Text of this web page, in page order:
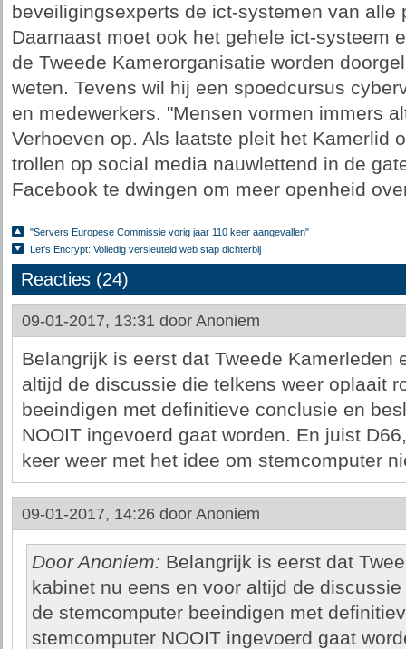
beveiligingsexperts de ict-systemen van alle
Daarnaast moet ook het gehele ict-systeem
de Tweede Kamerorganisatie worden
weten. Tevens wil hij een spoedcursus
en medewerkers. "Mensen vormen immers
Verhoeven op. Als laatste pleit het Kamerlid
trollen op social media nauwlettend in de
Facebook te dwingen om meer openheid
"Servers Europese Commissie vorig jaar 110 keer aangevallen"
Let's Encrypt: Volledig versleuteld web stap dichterbij
Reacties (24)
09-01-2017, 13:31 door Anoniem
Belangrijk is eerst dat Tweede Kamerleden
altijd de discussie die telkens weer oplaait
beeindigen met definitieve conclusie en
NOOIT ingevoerd gaat worden. En juist
keer weer met het idee om stemcomputer
09-01-2017, 14:26 door Anoniem
Door Anoniem: Belangrijk is eerst dat
kabinet nu eens en voor altijd de
de stemcomputer beeindigen met
stemcomputer NOOIT ingevoerd gaat